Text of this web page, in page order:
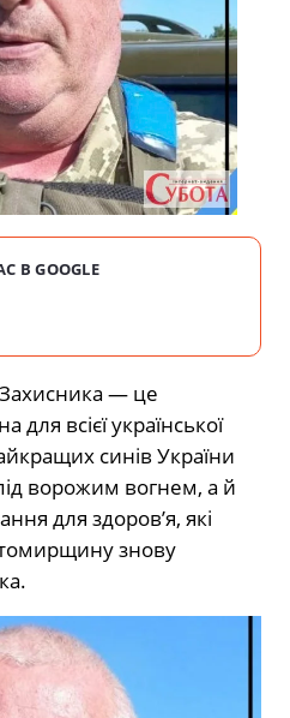
В GOOGLE
— це
всієї української
синів України
ворожим вогнем, а й
для здоров’я, які
знову